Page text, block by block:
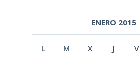
ENERO 2015
L M X J V